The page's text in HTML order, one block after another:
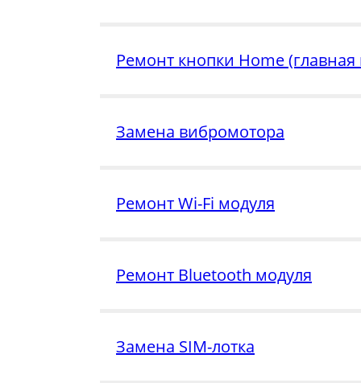
Ремонт кнопки Home (главная
Замена вибромотора
Ремонт Wi-Fi модуля
Ремонт Bluetooth модуля
Замена SIM-лотка